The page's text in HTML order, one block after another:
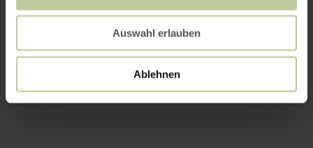
Auswahl erlauben
Ablehnen